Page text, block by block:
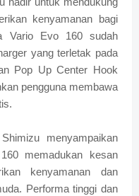
kenyamanan bagi
Vario Evo 160 sudah
yang terletak pada
Pop Up Center Hook
pengguna membawa
menyampaikan
memadukan kesan
kenyamanan dan
Performa tinggi dan